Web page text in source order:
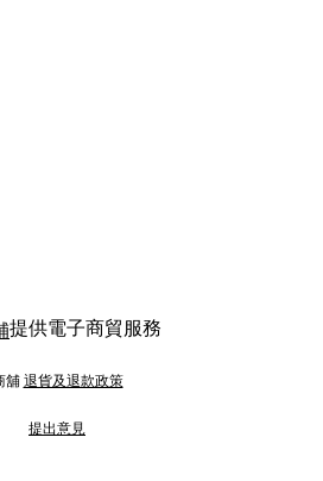
提供電子商貿服務
舖 退貨及退款政策
提出意見